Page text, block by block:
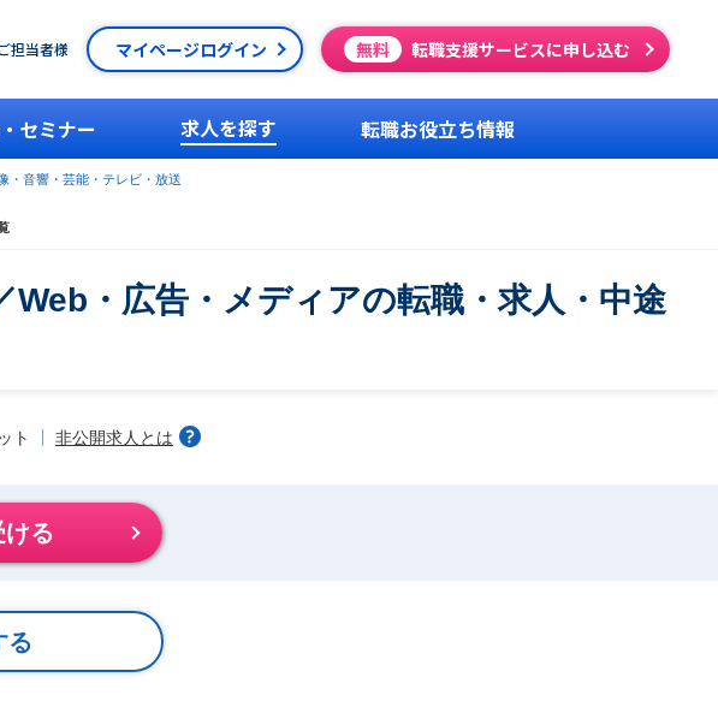
担当者様 マイページログイン 無料 転職支援サービスに申し込む
セミナー 求人を探す 転職お役立ち情報
・音響・芸能・テレビ・放送
・広告・メディアの転職・求人・中途
ト 非公開求人とは
る
る